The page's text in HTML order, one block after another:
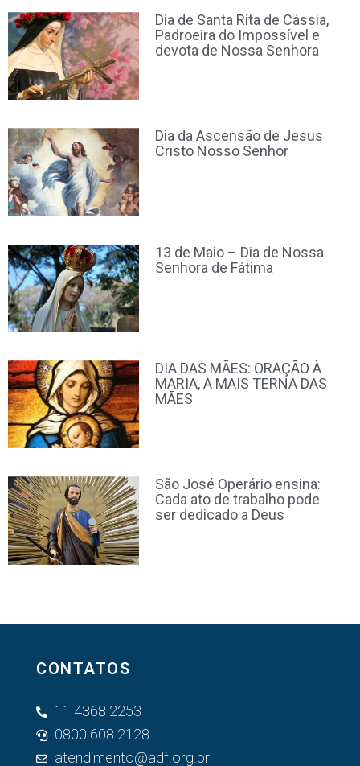
Dia de Santa Rita de Cássia,
Padroeira do Impossível e
devota de Nossa Senhora
Dia da Ascensão de Jesus
Cristo Nosso Senhor
13 de Maio – Dia de Nossa
Senhora de Fátima
DIA DAS MÃES: ORAÇÃO À
MARIA, A MAIS TERNA DAS
MÃES
São José Operário ensina:
Cada ato de trabalho pode
ser dedicado a Deus
CONTATOS
11 4368 2253
0800 608 2128
atendimento@adf.org.br